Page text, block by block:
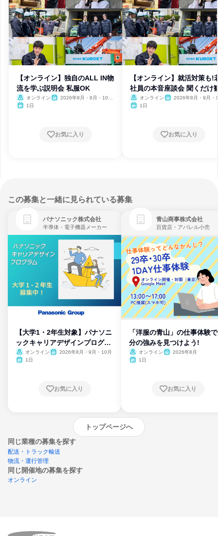
【オンライン】独自のALL IN物
流を学ぶ説明会 私服OK
オンライン
2026年8月・9月・10
1日
お気に入り
【オンライン】就活対策も!
社員の本音座談会 聞くだけ
オンライン
2026年8月・9月・
1日
お気に入り
この募集と一緒に見られている募集
パナソニック株式会社
半導体・電子機器メーカー
【大学1・2年生対象】パナソニ
ックキャリアデザインプログラ
ム
オンライン
2026年8月・9月・10月
1日
お気に入り
青山商事株式会社
百貨店・アパレル小売
「洋服の青山」の仕事体験
分の強みを見つけよう!
オンライン
2026年8月
1日
お気に入り
トップページへ
同じ業種の募集を探す
配送・トラック輸送
物流・運行管理
同じ開催地の募集を探す
オンライン